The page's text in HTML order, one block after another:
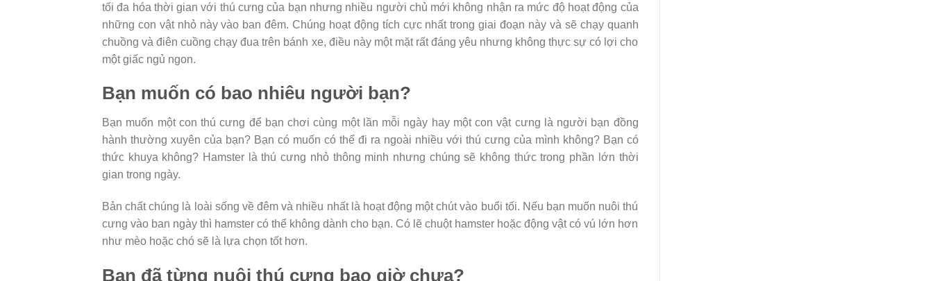
tối đa hóa thời gian với thú cưng của bạn nhưng nhiều người chủ mới không nhận ra mức độ hoạt động của
những con vật nhỏ này vào ban đêm. Chúng hoạt động tích cực nhất trong giai đoạn này và sẽ chạy quanh
chuồng và điên cuồng chạy đua trên bánh xe, điều này một mặt rất đáng yêu nhưng không thực sự có lợi cho
một giấc ngủ ngon.
Bạn muốn có bao nhiêu người bạn?
Bạn muốn một con thú cưng để bạn chơi cùng một lần mỗi ngày hay một con vật cưng là người bạn đồng
hành thường xuyên của bạn? Bạn có muốn có thể đi ra ngoài nhiều với thú cưng của mình không? Bạn có
thức khuya không? Hamster là thú cưng nhỏ thông minh nhưng chúng sẽ không thức trong phần lớn thời
gian trong ngày.
Bản chất chúng là loài sống về đêm và nhiều nhất là hoạt động một chút vào buổi tối. Nếu bạn muốn nuôi thú
cưng vào ban ngày thì hamster có thể không dành cho bạn. Có lẽ chuột hamster hoặc động vật có vú lớn hơn
như mèo hoặc chó sẽ là lựa chọn tốt hơn.
Bạn đã từng nuôi thú cưng bao giờ chưa?